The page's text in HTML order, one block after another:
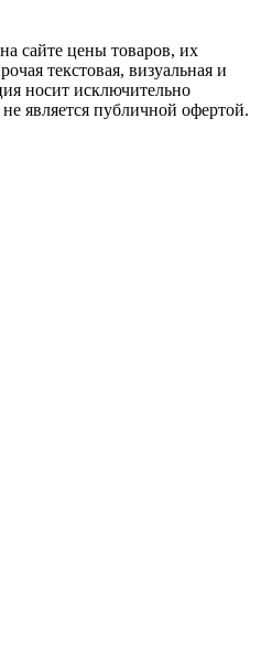
сайте цены товаров, их
текстовая, визуальная и
носит исключительно
является публичной офертой.